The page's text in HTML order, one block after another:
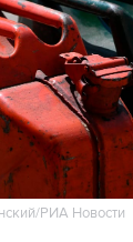
РИА Новости